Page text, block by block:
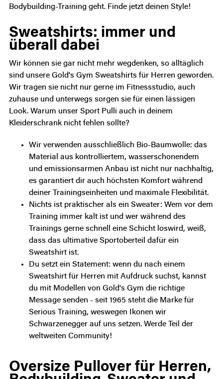
Bodybuilding-Training geht. Finde jetzt deinen Style!
Sweatshirts: immer und
überall dabei
Wir können sie gar nicht mehr wegdenken, so alltäglich
sind unsere Gold's Gym Sweatshirts für Herren geworden.
Wir tragen sie nicht nur gerne im Fitnessstudio, auch
zuhause und unterwegs sorgen sie für einen lässigen
Look. Warum unser Sport Pulli auch in deinem
Kleiderschrank nicht fehlen sollte?
Wir verwenden ausschließlich Bio-Baumwolle: das
Material aus kontrolliertem, wasserschonendem
und emissionsarmen Anbau ist nicht nur nachhaltig,
es garantiert dir auch höchsten Komfortwährend
deiner Trainingseinheiten und maximale Flexibilität.
Nichts ist praktischer als ein Sweater: Wem vor dem
Training immer kalt ist und wer während des
Trainings gerne schnell eine Schicht loswird, weiß,
dass das ultimative Sportoberteildafür ein
Sweatshirt ist.
Du setzt einStatement: wenn du nach einem
Sweatshirt für Herren mit Aufdruck suchst, kannst
du mit Modellen von Gold's Gym die richtige
Message senden - seit 1965 steht die Marke für
Serious Training, weswegen Ikonen wir
Schwarzenegger auf uns setzen. Werde Teil der
weltweiten Community!
Oversize Pullover für Herren,